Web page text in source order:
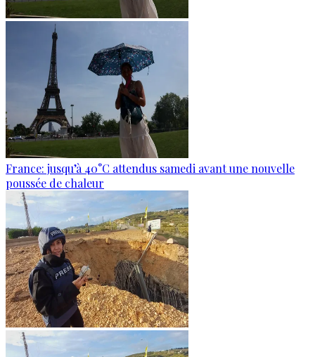
France: jusqu’à 40°C attendus samedi avant une nouvelle
poussée de chaleur